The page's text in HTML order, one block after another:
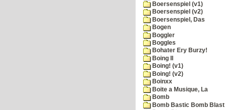
Boersenspiel (v1)
Boersenspiel (v2)
Boersenspiel, Das
Bogen
Boggler
Boggles
Bohater Ery Burzy!
Boing II
Boing! (v1)
Boing! (v2)
Boinxx
Boite a Musique, La
Bomb
Bomb Bastic Bomb